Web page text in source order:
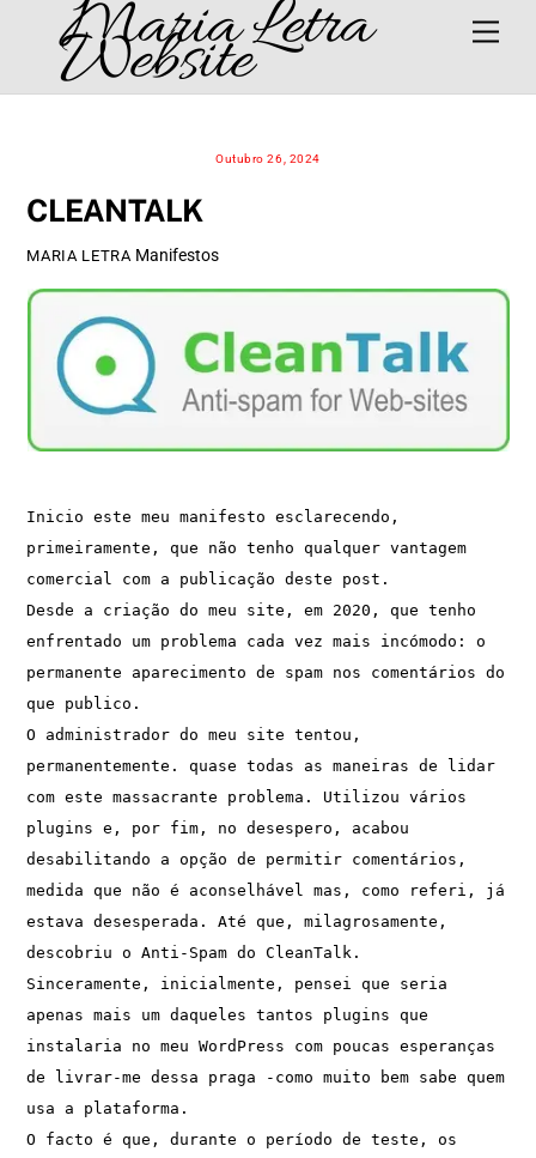
content
Maria Letra
Website
Outubro 26, 2024
CLEANTALK
MARIA LETRA Manifestos
Inicio este meu manifesto esclarecendo,
primeiramente, que não tenho qualquer vantagem
comercial com a publicação deste post.
Desde a criação do meu site, em 2020, que tenho
enfrentado um problema cada vez mais incómodo: o
permanente aparecimento de spam nos comentários do
que publico.
O administrador do meu site tentou,
permanentemente. quase todas as maneiras de lidar
com este massacrante problema. Utilizou vários
plugins e, por fim, no desespero, acabou
desabilitando a opção de permitir comentários,
medida que não é aconselhável mas, como referi, já
estava desesperada. Até que, milagrosamente,
descobriu o Anti-Spam do CleanTalk.
Sinceramente, inicialmente, pensei que seria
apenas mais um daqueles tantos plugins que
instalaria no meu WordPress com poucas esperanças
de livrar-me dessa praga -como muito bem sabe quem
usa a plataforma.
O facto é que, durante o período de teste, os